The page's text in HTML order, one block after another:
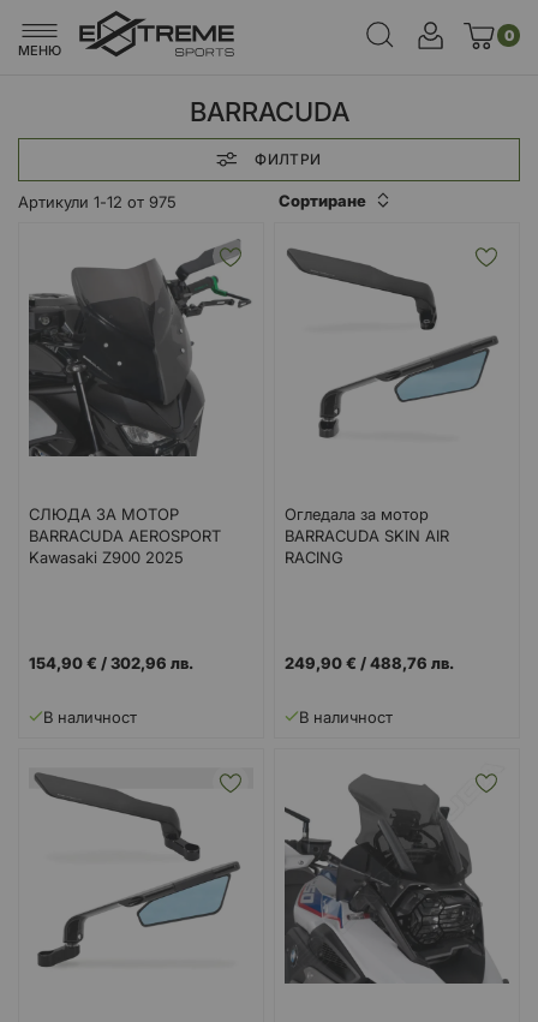
МЕНЮ
0
BARRACUDA
ФИЛТРИ
Артикули 1-12 от 975 Сортиране
СЛЮДА ЗА МОТОР
BARRACUDA AEROSPORT
Kawasaki Z900 2025
154,90 € /302,96 лв.
В наличност
Огледала за мотор
BARRACUDA SKIN AIR
RACING
249,90 € /488,76 лв.
В наличност